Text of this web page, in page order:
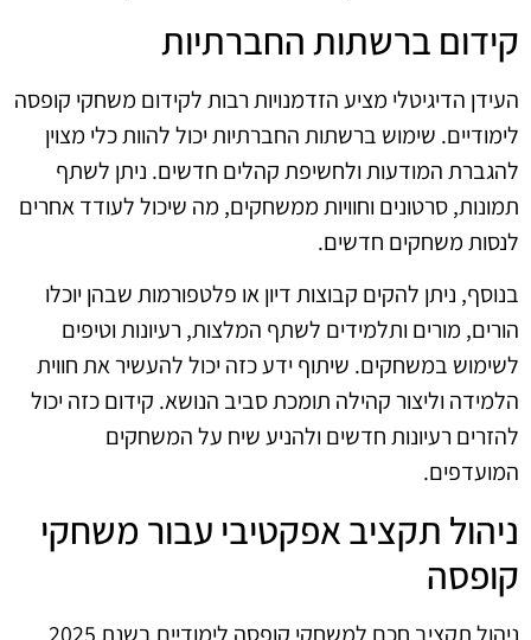
קידום ברשתות החברתיות
העידן הדיגיטלי מציע הזדמנויות רבות לקידום משחקי קופסה
לימודיים. שימוש ברשתות החברתיות יכול להוות כלי מצוין
להגברת המודעות ולחשיפת קהלים חדשים. ניתן לשתף
תמונות, סרטונים וחוויות ממשחקים, מה שיכול לעודד אחרים
לנסות משחקים חדשים.
בנוסף, ניתן להקים קבוצות דיון או פלטפורמות שבהן יוכלו
הורים, מורים ותלמידים לשתף המלצות, רעיונות וטיפים
לשימוש במשחקים. שיתוף ידע כזה יכול להעשיר את חווית
הלמידה וליצור קהילה תומכת סביב הנושא. קידום כזה יכול
להזרים רעיונות חדשים ולהניע שיח על המשחקים
המועדפים.
ניהול תקציב אפקטיבי עבור משחקי
קופסה
ניהול תקציב חכם למשחקי קופסה לימודיים בשנת 2025